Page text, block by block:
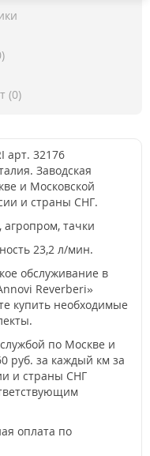
(0)
арт. 32176
Заводская
и Московской
и страны СНГ.
агропром, тачки
23,2 л/мин.
обслуживание в
Reverberi»
купить необходимые
по Москве и
руб. за каждый км за
и страны СНГ
оплата по